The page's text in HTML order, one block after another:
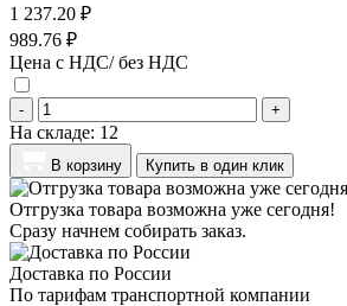
1 237.20 ₽
989.76 ₽
Цена с НДС/ без НДС
- +
На складе: 12
В корзину Купить в один клик
Отгрузка товара возможна уже сегодня!
Сразу начнем собирать заказ.
Доставка по России
По тарифам транспортной компании